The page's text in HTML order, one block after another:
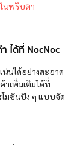
นพริบตา
ได้ที่ NocNoc
นได้อย่างสะอาด
าเพิ่มเติมได้ที่
มชันปัง ๆ แบบจัด